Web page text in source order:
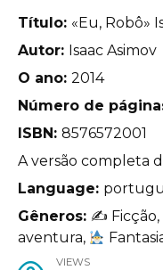
Título: «Eu, Robô»
Autor: Isaac Asimov
O ano: 2014
Número de
ISBN: 8576572001
A versão completa
Language:
Gêneros: ✍
aventura,
VIEWS